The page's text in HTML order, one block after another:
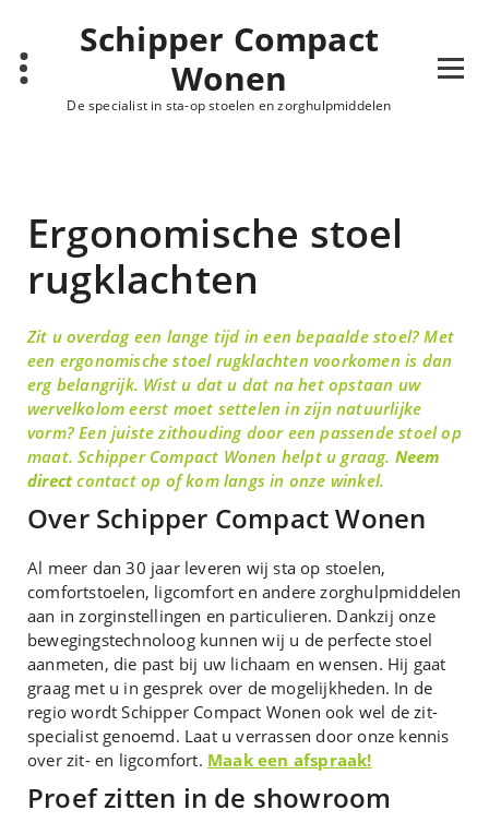
Schipper Compact
Wonen
De specialist in sta-op stoelen en zorghulpmiddelen
Ergonomische stoel
rugklachten
Zit u overdag een lange tijd in een bepaalde stoel? Met
een ergonomische stoel rugklachten voorkomen is dan
erg belangrijk. Wist u dat u dat na het opstaan uw
wervelkolom eerst moet settelen in zijn natuurlijke
vorm? Een juiste zithouding door een passende stoel op
maat. Schipper Compact Wonen helpt u graag. Neem
directcontact op of kom langs in onze winkel.
Over Schipper Compact Wonen
Al meer dan 30 jaar leveren wij sta op stoelen,
comfortstoelen, ligcomfort en andere zorghulpmiddelen
aan in zorginstellingen en particulieren. Dankzij onze
bewegingstechnoloog kunnen wij u de perfecte stoel
aanmeten, die past bij uw lichaam en wensen. Hij gaat
graag met u in gesprek over de mogelijkheden. In de
regio wordt Schipper Compact Wonen ook wel de zit-
specialist genoemd. Laat u verrassen door onze kennis
over zit- en ligcomfort. Maak een afspraak!
Proef zitten in de showroom